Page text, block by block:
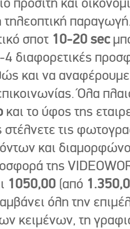
προσιτή και
τηλεοπτική
σποτ 10-20 sec
4 διαφορετικές
και να
Όλα
και το ύφος της
τις
και
της
1050,00 (από
όλη την
κειμένων, τη